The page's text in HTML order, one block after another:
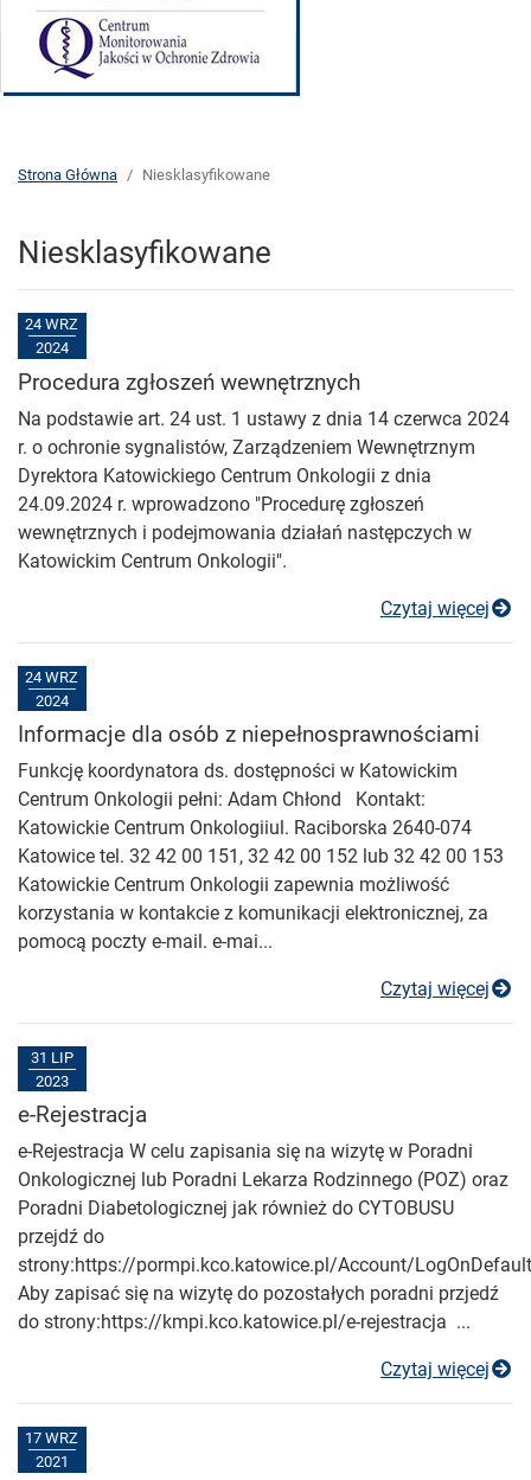
Strona Główna Niesklasyfikowane
Niesklasyfikowane
24 WRZ
2024
Procedura zgłoszeń wewnętrznych
Na podstawie art. 24 ust. 1 ustawy z dnia 14 czerwca 2024
r. o ochronie sygnalistów, Zarządzeniem Wewnętrznym
Dyrektora Katowickiego Centrum Onkologii z dnia
24.09.2024 r. wprowadzono "Procedurę zgłoszeń
wewnętrznych i podejmowania działań następczych w
Katowickim Centrum Onkologii".
Czytaj więcej
24 WRZ
2024
Informacje dla osób z niepełnosprawnościami
Funkcję koordynatora ds. dostępności w Katowickim
Centrum Onkologii pełni: Adam Chłond Kontakt:
Katowickie Centrum Onkologiiul. Raciborska 2640-074
Katowice tel. 32 42 00 151, 32 42 00 152 lub 32 42 00 153
Katowickie Centrum Onkologii zapewnia możliwość
korzystania w kontakcie z komunikacji elektronicznej, za
pomocą poczty e-mail. e-mai...
Czytaj więcej
31 LIP
2023
e-Rejestracja
e-Rejestracja W celu zapisania się na wizytę w Poradni
Onkologicznej lub Poradni Lekarza Rodzinnego (POZ) oraz
Poradni Diabetologicznej jak również do CYTOBUSU
przejdź do
strony:https://pormpi.kco.katowice.pl/Account/LogOnDefault
Aby zapisać się na wizytę do pozostałych poradni przjedź
do strony:https://kmpi.kco.katowice.pl/e-rejestracja ...
Czytaj więcej
17 WRZ
2021